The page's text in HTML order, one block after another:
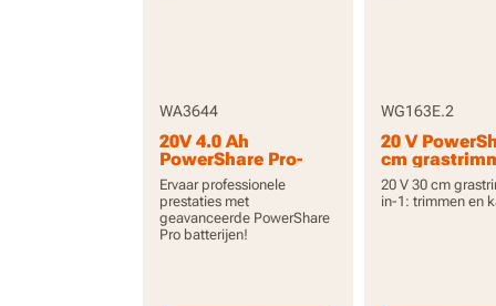
WA3644
20V 4.0 Ah
PowerShare Pro-
accu met hoge
capaciteit en
indicator
Ervaar professionele
prestaties met
geavanceerde PowerShare
Pro batterijen!
WG163E.2
20 V
cm
inclusief
20 V 30 cm
in-1: trimmen en